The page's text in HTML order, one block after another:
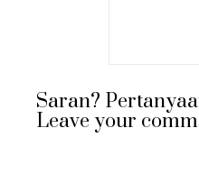
Saran?
Leave your